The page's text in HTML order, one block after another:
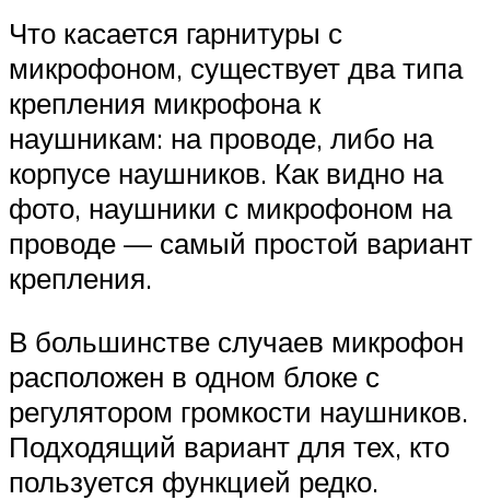
Что касается гарнитуры с
микрофоном, существует два типа
крепления микрофона к
наушникам: на проводе, либо на
корпусе наушников. Как видно на
фото, наушники с микрофоном на
проводе — самый простой вариант
крепления.
В большинстве случаев микрофон
расположен в одном блоке с
регулятором громкости наушников.
Подходящий вариант для тех, кто
пользуется функцией редко.